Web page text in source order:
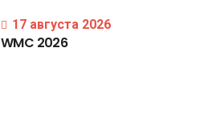
17 августа 2026
WMC 2026